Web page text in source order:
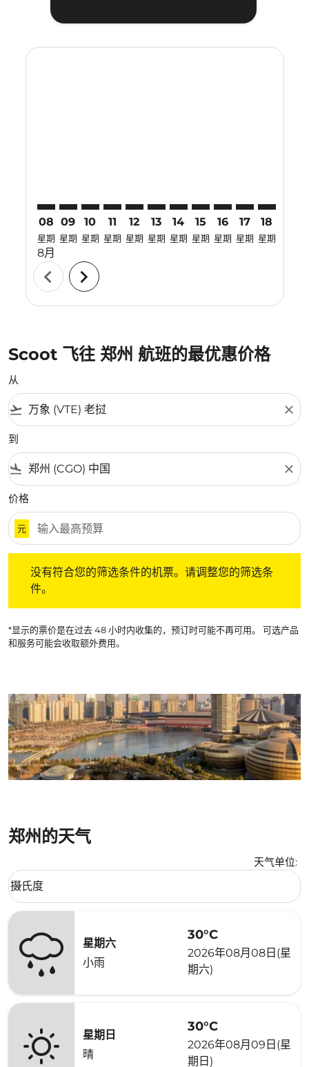
08
星期
8月
09
星期
10
星期
11
星期
12
星期
13
星期
14
星期
15
星期
16
星期
17
星期
18
星期
chevron_left chevron_right
Scoot 飞往 郑州 航班的最优惠价格
从
flight_takeoff close
到
flight_land close
价格
元
没有符合您的筛选条件的机票。请调整您的筛选条
件。
*显示的票价是在过去 48 小时内收集的，预订时可能不再可用。 可选产品
和服务可能会收取额外费用。
郑州的天气
天气单位:
Weather unit option 摄氏度 Selected
摄氏度
keyboard_arrow_down
星期六
小雨
30°C
2026年08月08日(星
期六)
星期日
晴
30°C
2026年08月09日(星
期日)